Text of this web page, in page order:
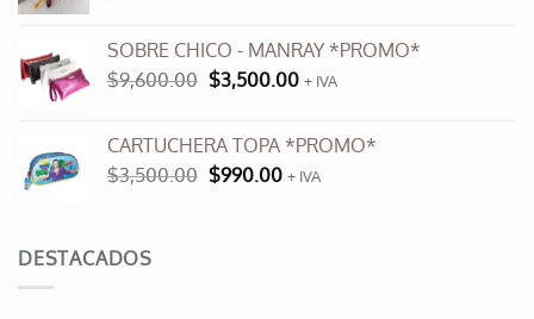
era:
$12,000.00.
es:
$6,000.00.
SOBRE CHICO - MANRAY *PROMO*
$9,600.00 El
era:
$9,600.00.
$3,500.00El
es:
$3,500.00.
+ IVA
CARTUCHERA TOPA *PROMO*
$3,500.00 El
$990.00El+ IVA
DESTACADOS